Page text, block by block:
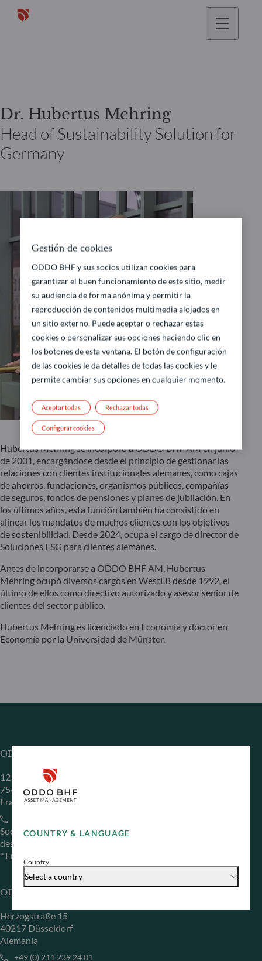
COUNTRY & LANGUAGE
Country
Select a country
Dr. Hubertus Mehring
Head of Sustainability Solution for
Germany
Hubertus Mehring se incorporó a ODDO BHF AM en junio
de 2001, encargándose desde el principio de gestionar las
relaciones con clientes institucionales alemanes, como cajas
de ahorros, fundaciones, organismos públicos, compañías
de seguros, fondos de pensiones y planes de jubilación. En
los últimos años, esta función también ha consistido en
alinear los mandatos de muchos clientes con los objetivos
de sostenibilidad. Desde 2024, ocupa el cargo de director de
Soluciones ESG para clientes alemanes.
Antes de incorporarse a ODDO BHF AM, Hubertus
Mehring ocupó diversos cargos en WestLB desde 1992, el
último de ellos como directivo autorizado y asesor senior de
clientes del sector público.
Hubertus Mehring es licenciado en Economía y doctor en
Economía por la Universidad de Münster.
ODDO BHF Asset Management SAS*
12 boulevard de la Madeleine
75440 Paris Cedex 09
Francia
Sociedad Gestora de Carteras autorizada por la Autorité
des Marchés Financiers (AMF) con el n.º GP 99011
* Entidad responsable del sitio web
ODDO BHF Asset Management GmbH
Herzogstraße 15
40217 Düsseldorf
Alemania
+49 (0) 211 239 24 01
Gestión de cookies
ODDO BHF y sus socios utilizan cookies para
garantizar el buen funcionamiento de este sitio, medir
su audiencia de forma anónima y permitir la
reproducción de contenidos multimedia alojados en
un sitio externo. Puede aceptar o rechazar estas
cookies o personalizar sus opciones haciendo clic en
los botones de esta ventana. El botón de configuración
de las cookies le da detalles de todas las cookies y le
permite cambiar sus opciones en cualquier momento.
Rechazar todas
Aceptar todas
Configurar cookies